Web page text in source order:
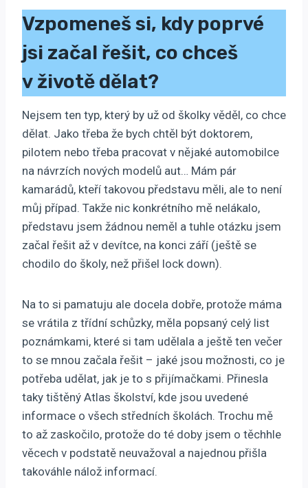
Vzpomeneš si, kdy poprvé
jsi začal řešit, co chceš
v životě dělat?
Nejsem ten typ, který by už od školky věděl, co chce
dělat. Jako třeba že bych chtěl být doktorem,
pilotem nebo třeba pracovat v nějaké automobilce
na návrzích nových modelů aut… Mám pár
kamarádů, kteří takovou představu měli, ale to není
můj případ. Takže nic konkrétního mě nelákalo,
představu jsem žádnou neměl a tuhle otázku jsem
začal řešit až v devítce, na konci září (ještě se
chodilo do školy, než přišel lock down).
Na to si pamatuju ale docela dobře, protože máma
se vrátila z třídní schůzky, měla popsaný celý list
poznámkami, které si tam udělala a ještě ten večer
to se mnou začala řešit – jaké jsou možnosti, co je
potřeba udělat, jak je to s přijímačkami. Přinesla
taky tištěný Atlas školství, kde jsou uvedené
informace o všech středních školách. Trochu mě
to až zaskočilo, protože do té doby jsem o těchhle
věcech v podstatě neuvažoval a najednou přišla
takováhle nálož informací.